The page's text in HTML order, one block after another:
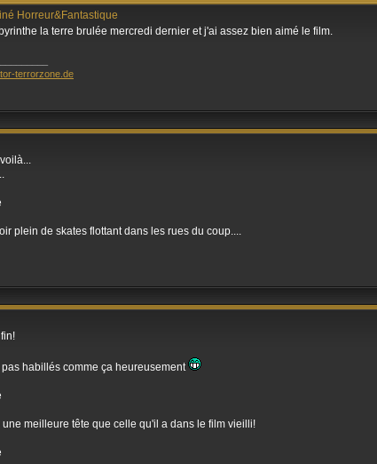
Horreur&Fantastique
la terre brulée mercredi dernier et j'ai assez bien aimé le film.
terrorzone.de
plein de skates flottant dans les rues du coup....
pas habillés comme ça heureusement
une meilleure tête que celle qu'il a dans le film vieilli!